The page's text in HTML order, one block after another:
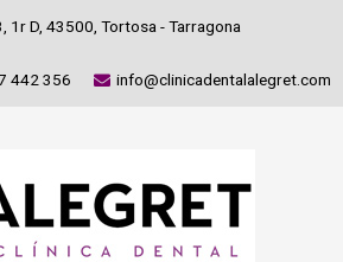
1r D, 43500, Tortosa - Tarragona
442 356 info@clinicadentalalegret.com